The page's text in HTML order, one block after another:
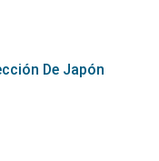
De Japón